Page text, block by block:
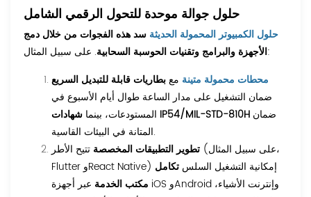
حلول جوالة موحدة للتحول الرقمي الشامل
حلول الكمبيوتر المحمولة الحديثة سد هذه الفجوات من خلال دمج
الأجهزة والبرامج وتقنيات الحوسبة السحابية. على سبيل المثال:
محطات محمولة متينة معبطاريات قابلة للتبديل السريع
ضمان التشغيل على مدار الساعة طوال أيام الأسبوع في
المستودعات، بينما شهادات IP54/MIL-STD-810H
المتانة في البيئات القاسية.
تطوير التطبيقات المخصصة تتيح الأطر (على سبيل المثال،
Flutter وReact Native) إمكانية التشغيل السلس تكامل
مكتب الخدمة عبر أجهزة iOS وAndroid وإنترنت الأشياء،